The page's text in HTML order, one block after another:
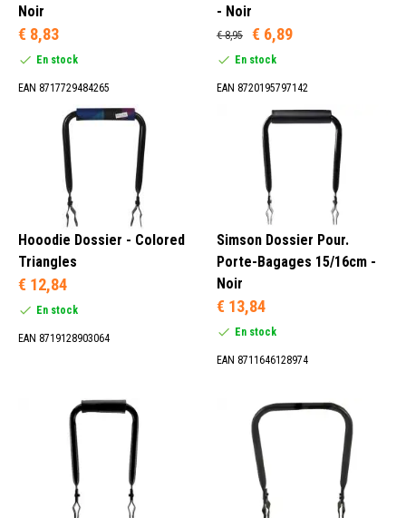
Noir
€ 8,83
En stock
EAN 8717729484265
- Noir
€ 8,95 € 6,89
En stock
EAN 8720195797142
Hooodie Dossier - Colored
Triangles
€ 12,84
En stock
EAN 8719128903064
Simson Dossier Pour.
Porte-Bagages 15/16cm -
Noir
€ 13,84
En stock
EAN 8711646128974